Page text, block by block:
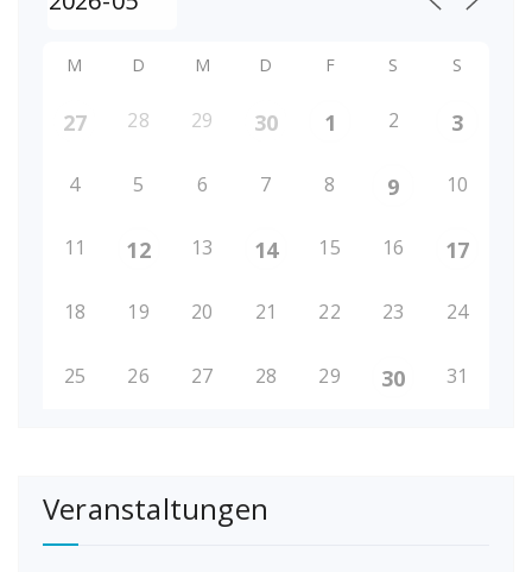
M D M D F S S
27 28 29 30 1 2 3
4 5 6 7 8 9 10
11 12 13 14 15 16 17
18 19 20 21 22 23 24
25 26 27 28 29 30 31
Veranstaltungen